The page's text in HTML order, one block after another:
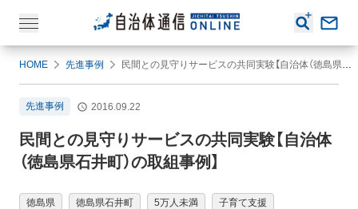
HOME 先進事例 民間との見守りサービスの共同実験【自治体（徳島県石井町）の取組事例】
先進事例 2016.09.22
民間との見守りサービスの共同実験【自治体
（徳島県石井町）の取組事例】
徳島県 徳島県石井町 5万人未満 子育て支援